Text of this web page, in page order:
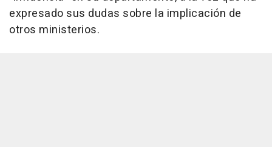
expresado sus dudas sobre la implicación de
otros ministerios.